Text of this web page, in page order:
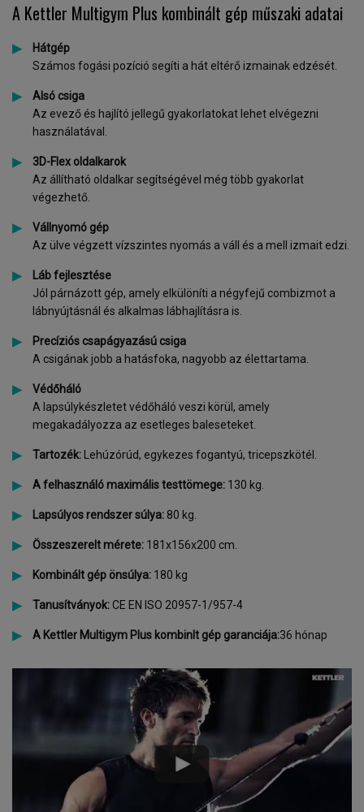
A Kettler Multigym Plus kombinált gép műszaki adatai
Hátgép
Számos fogási pozíció segíti a hát eltérő izmainak edzését.
Alsó csiga
Az evező és hajlító jellegű gyakorlatokat lehet elvégezni
használatával.
3D-Flex oldalkarok
Az állítható oldalkar segítségével még több gyakorlat
végezhető.
Vállnyomó gép
Az ülve végzett vízszintes nyomás a váll és a mell izmait edzi.
Láb fejlesztése
Jól párnázott gép, amely elkülöníti a négyfejű combizmot a
lábnyújtásnál és alkalmas lábhajlításra is.
Precíziós csapágyazású csiga
A csigának jobb a hatásfoka, nagyobb az élettartama.
Védőháló
A lapsúlykészletet védőháló veszi körül, amely
megakadályozza az esetleges baleseteket.
Tartozék: Lehúzórúd, egykezes fogantyú, tricepszkötél.
A felhasználó maximális testtömege: 130 kg.
Lapsúlyos rendszer súlya: 80 kg.
Összeszerelt mérete: 181x156x200 cm.
Kombinált gép önsúlya: 180 kg
Tanusítványok:CE EN ISO 20957-1/957-4
A Kettler Multigym Plus kombinlt gép garanciája:36 hónap